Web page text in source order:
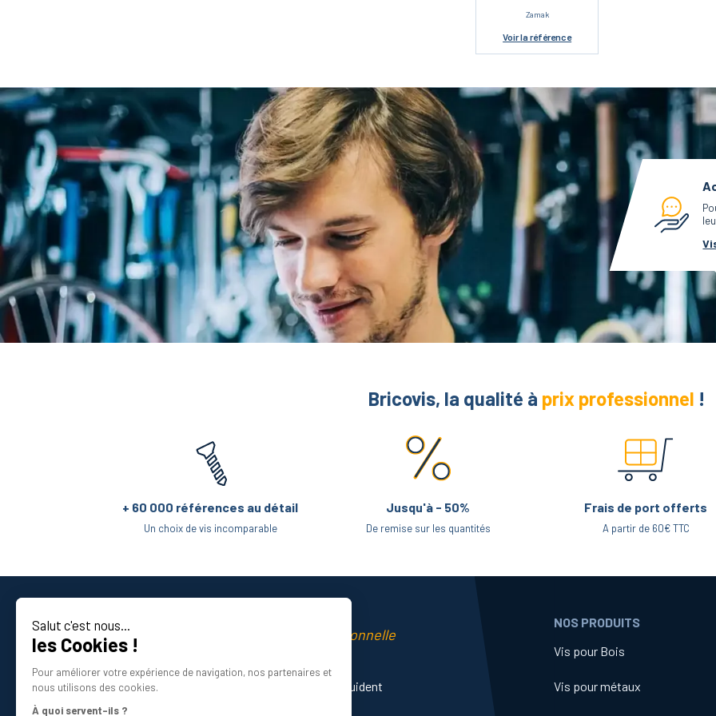
Salut c'est nous...
les Cookies !
Pour améliorer votre expérience de navigation, nos partenaires et
nous utilisons des cookies.
À quoi servent-ils ?
Zamak
Voirla référence
Bricovis, la qualité à prix professionnel !
+ 60 000 références au détail
Un choix de vis incomparable
Jusqu'à - 50%
De remise sur les quantités
Frais de port offerts
A partir de 60€ TTC
La qualité professionnelle
Besoin d’aide ? Nos experts vous guident
NOS PRODUITS
Vis pour Bois
Vis pour métaux